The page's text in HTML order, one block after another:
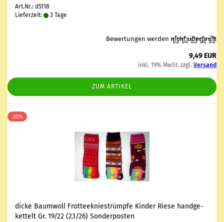
Art.Nr.: d5118
Lieferzeit:
3 Tage
Bewertungen werden nicht überprüft
9,49 EUR
inkl. 19% MwSt. zzgl. Versand
ZUM ARTIKEL
-20%
dicke Baum­woll Frot­tee­knie­strümp­fe Kin­der Riese hand­ge­
ket­telt Gr. 19/22 (23/26) Son­der­pos­ten